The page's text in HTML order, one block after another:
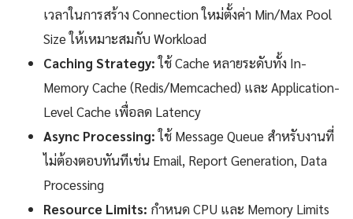
เวลาในการสร้าง Connection ใหม่ตั้งค่า Min/Max Pool
Size ให้เหมาะสมกับ Workload
Caching Strategy:ใช้ Cache หลายระดับทั้ง In-
Memory Cache (Redis/Memcached) และ Application-
Level Cache เพื่อลด Latency
Async Processing:ใช้ Message Queue สำหรับงานที่
ไม่ต้องตอบทันทีเช่น Email, Report Generation, Data
Processing
Resource Limits: กำหนด CPU และ Memory Limits